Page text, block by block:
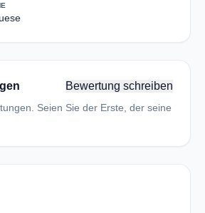
Bewertung schreiben
Seien Sie der Erste, der seine